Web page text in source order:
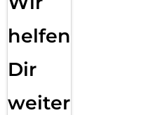
helfen
Dir
weiter